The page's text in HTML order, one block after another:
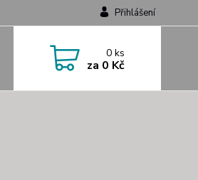
Přihlášení
0ks
za 0 Kč